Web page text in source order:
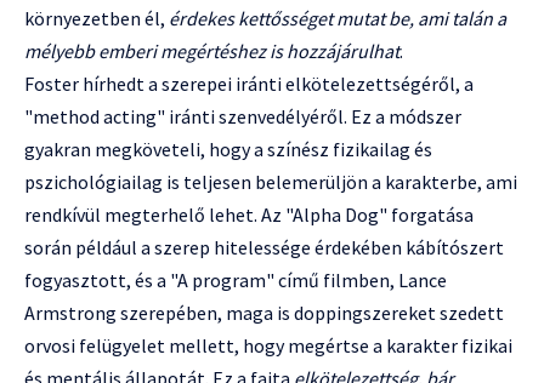
környezetben él, érdekes kettősséget mutat be, ami talán a
mélyebb emberi megértéshez is hozzájárulhat.
Foster hírhedt a szerepei iránti elkötelezettségéről, a
"method acting" iránti szenvedélyéről. Ez a módszer
gyakran megköveteli, hogy a színész fizikailag és
pszichológiailag is teljesen belemerüljön a karakterbe, ami
rendkívül megterhelő lehet. Az "Alpha Dog" forgatása
során például a szerep hitelessége érdekében kábítószert
fogyasztott, és a "A program" című filmben, Lance
Armstrong szerepében, maga is doppingszereket szedett
orvosi felügyelet mellett, hogy megértse a karakter fizikai